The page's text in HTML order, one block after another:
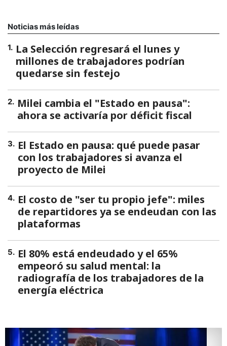
Noticias más leídas
1. La Selección regresará el lunes y
millones de trabajadores podrían
quedarse sin festejo
2. Milei cambia el "Estado en pausa":
ahora se activaría por déficit fiscal
3. El Estado en pausa: qué puede pasar
con los trabajadores si avanza el
proyecto de Milei
4. El costo de "ser tu propio jefe": miles
de repartidores ya se endeudan con las
plataformas
5. El 80% está endeudado y el 65%
empeoró su salud mental: la
radiografía de los trabajadores de la
energía eléctrica